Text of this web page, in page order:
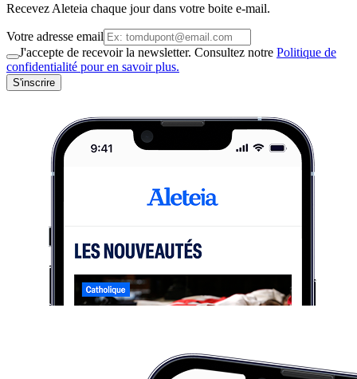
Recevez Aleteia chaque jour dans votre boite e-mail.
Votre adresse email
J'accepte de recevoir la newsletter. Consultez notre Politique de
confidentialité pour en savoir plus.
S'inscrire